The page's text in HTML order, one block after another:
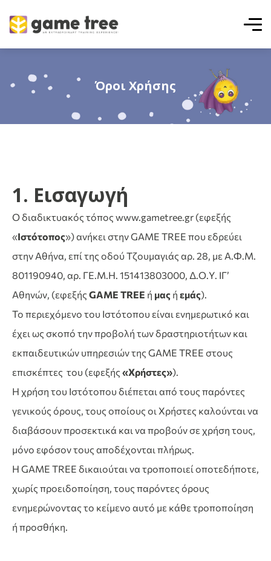
Όροι Χρήσης
1. Εισαγωγή
O διαδικτυακός τόπος www.gametree.gr (εφεξής
«Ιστότοπος») ανήκει στην GAME TREE που εδρεύει
στην Αθήνα, επί της οδού Τζουμαγιάς αρ. 28, με Α.Φ.Μ.
801190940, αρ. ΓΕ.Μ.Η. 151413803000, Δ.Ο.Υ. ΙΓ’
Αθηνών, (εφεξής GAME TREE ή μας ή εμάς).
Το περιεχόμενο του Ιστότοπου είναι ενημερωτικό και
έχει ως σκοπό την προβολή των δραστηριοτήτων και
εκπαιδευτικών υπηρεσιών της GAME TREE στους
επισκέπτες του (εφεξής «Χρήστες»).
Η χρήση του Ιστότοπου διέπεται από τους παρόντες
γενικούς όρους, τους οποίους οι Χρήστες καλούνται να
διαβάσουν προσεκτικά και να προβούν σε χρήση τους,
μόνο εφόσον τους αποδέχονται πλήρως.
Η GAME TREE δικαιούται να τροποποιεί οποτεδήποτε,
χωρίς προειδοποίηση, τους παρόντες όρους
ενημερώνοντας το κείμενο αυτό με κάθε τροποποίηση
ή προσθήκη.